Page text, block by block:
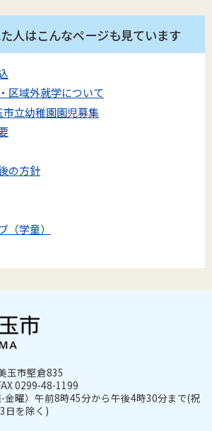
人はこんなページも見ています
区域外就学について
立幼稚園園児募集
の方針
（学童）
玉市堅倉835
0299-48-1199
金曜）午前8時45分から午後4時30分まで(祝
日を除く)